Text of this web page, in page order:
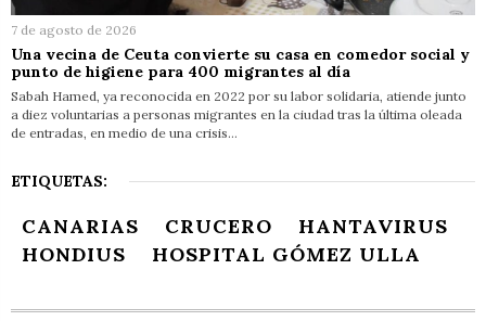
7 de agosto de 2026
Una vecina de Ceuta convierte su casa en comedor social y
punto de higiene para 400 migrantes al día
Sabah Hamed, ya reconocida en 2022 por su labor solidaria, atiende junto
a diez voluntarias a personas migrantes en la ciudad tras la última oleada
de entradas, en medio de una crisis…
ETIQUETAS:
CANARIAS CRUCERO
HANTAVIRUS
HONDIUS
HOSPITAL GÓMEZ ULLA